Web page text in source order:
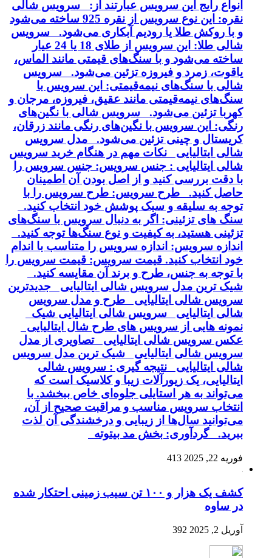
انواع رایج این سرویس عبارتند از: سرویس شالی
نقره: این نوع سرویس از نقره 925 ساخته می‌شود
و با روکش طلا یا رودیم آبکاری می‌شود. سرویس
شالی طلا: این سرویس از طلای 18 یا 24 عیار
ساخته می‌شود و با سنگ‌های قیمتی مانند الماس،
یاقوت، زمرد و فیروزه تزئین می‌شود. سرویس
شالی با سنگ‌های نیمه‌قیمتی: این سرویس با
سنگ‌های نیمه‌قیمتی مانند عقیق، فیروزه، مرجان و
کهربا تزئین می‌شود. سرویس شالی با نگین‌های
رنگی: این سرویس با نگین‌های رنگی مانند زرقان،
کریستال و چینی تزئین می‌شود. مدل سرویس
شالی ایتالیایی نکات مهم در هنگام خرید سرویس
شالی ایتالیایی : جنس سرویس: جنس سرویس را
با دقت بررسی کنید و از اصل بودن آن اطمینان
حاصل کنید. طرح سرویس: طرح سرویس را با
توجه به سلیقه و سبک پوشش خود انتخاب کنید.
سنگ های تزئینی: اگر به دنبال سرویس با سنگ‌های
تزئینی هستید، به کیفیت و نوع سنگ‌ها توجه کنید.
اندازه سرویس: اندازه سرویس را متناسب با اندام
خود انتخاب کنید. قیمت سرویس: قیمت سرویس را
با توجه به جنس، طرح و برند آن مقایسه کنید.
شیک ترین مدل سرویس شالی ایتالیایی جدیدترین
سرویس شالی ایتالیایی طرح و مدل سرویس
شالی ایتالیایی سرویس شالی ایتالیایی شیک
نمونه هایی از سرویس های طرح شال ایتالیایی
عکس سرویس شالی ایتالیایی تصاویری از مدل
سرویس شالی ایتالیایی شیک ترین مدل سرویس
شالی ایتالیایی نتیجه گیری : سرویس شالی
ایتالیایی، یک زیورآلات زیبا و کلاسیک است که
می‌تواند به هر استایلی جلوه‌ای خاص ببخشد. با
انتخاب سرویس مناسب و مراقبت صحیح از آن،
می‌توانید سال‌ها از زیبایی و درخشندگی آن لذت
ببرید. گردآوری: بخش مد بیتوته
فوریه 22, 2025 413
کشف یک هزار و ۱۰۰ تن سیب زمینی احتکار شده
در ساوه
آوریل 2, 2025 392